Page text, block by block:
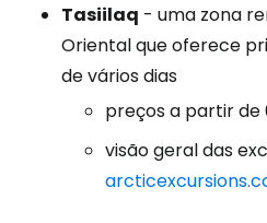
Tasiilaq - uma zona
Oriental que oferece
de vários dias
preços a partir de
visão geral das